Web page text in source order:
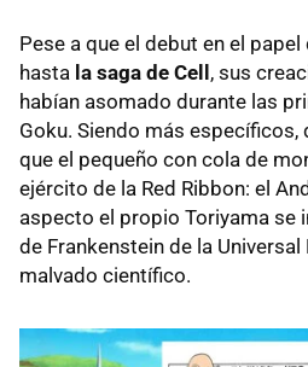
Pese a que el debut en el papel
hasta la saga de Cell, sus
habían asomado durante las
Goku. Siendo más específicos,
que el pequeño con cola de
ejército de la Red Ribbon: el
aspecto el propio Toriyama se
de Frankenstein de la
malvado científico.